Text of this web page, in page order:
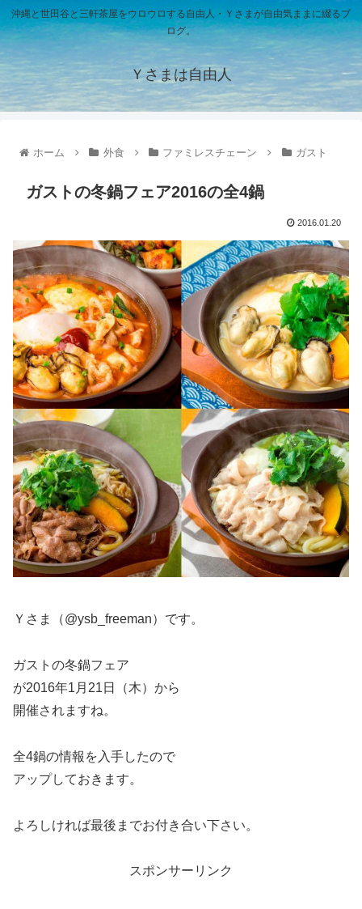
沖縄と世田谷と三軒茶屋をウロウロする自由人・Ｙさまが自由気ままに綴るブ
ログ。
Ｙさまは自由人
ホーム 外食 ファミレスチェーン ガスト
ガストの冬鍋フェア2016の全4鍋
2016.01.20
Ｙさま（@ysb_freeman）です。
ガストの冬鍋フェア
が2016年1月21日（木）から
開催されますね。
全4鍋の情報を入手したので
アップしておきます。
よろしければ最後までお付き合い下さい。
スポンサーリンク